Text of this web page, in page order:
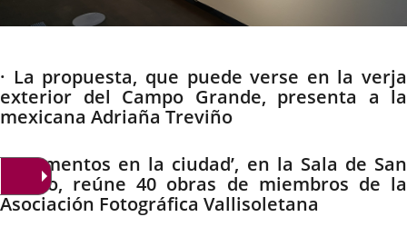
Descripción
· La propuesta, que puede verse en la verja
exterior del Campo Grande, presenta a la
mexicana Adriaña Treviño
· ‘Momentos en la ciudad’, en la Sala de San
Benito, reúne 40 obras de miembros de la
Asociación Fotográfica Vallisoletana